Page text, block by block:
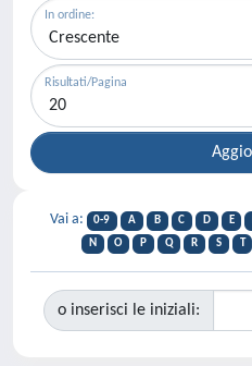
In ordine:
Risultati/Pagina
Vai a: 0-9 A B C D E
N
O P Q R S T
o inserisci le iniziali: